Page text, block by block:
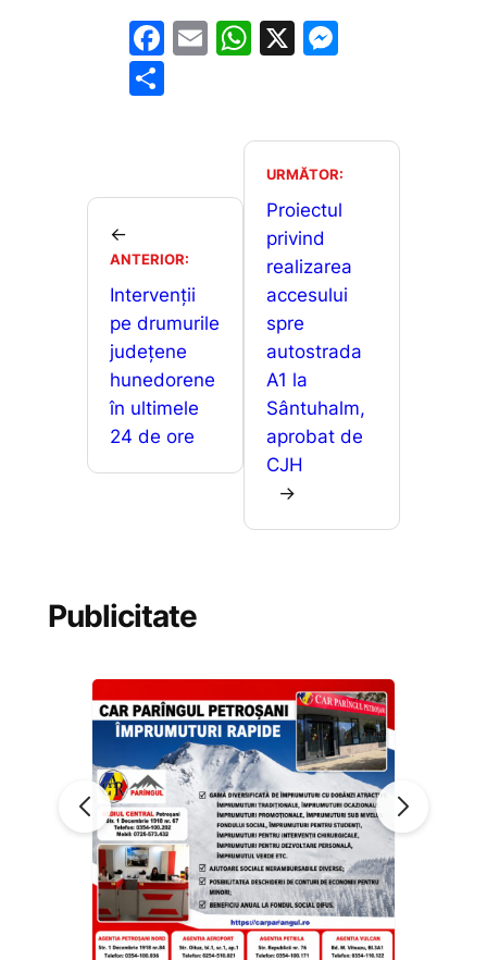
F
o
o
k
E
W
s
A
p
p
X
s
e
n
er
z
ă
←
ANTERIOR:
Intervenții
pe drumurile
județene
hunedorene
în ultimele
24 de ore
URMĂTOR:
Proiectul
privind
realizarea
accesului
spre
autostrada
A1 la
Sântuhalm,
aprobat de
CJH
→
Publicitate